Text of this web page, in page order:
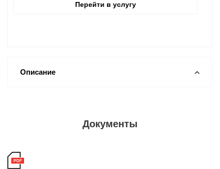
Перейти в услугу
Описание
Документы